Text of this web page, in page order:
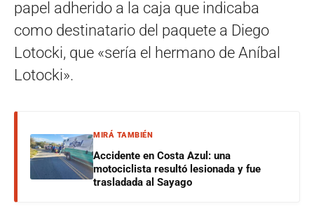
papel adherido a la caja que indicaba
como destinatario del paquete a Diego
Lotocki, que «sería el hermano de Aníbal
Lotocki».
MIRÁ TAMBIÉN
Accidente en Costa Azul: una
motociclista resultó lesionada y fue
trasladada al Sayago